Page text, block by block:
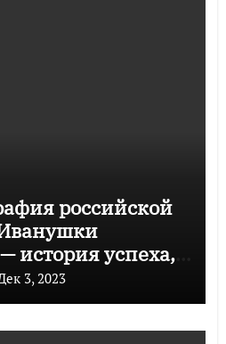
российской
история успеха,
участников
3, 2023